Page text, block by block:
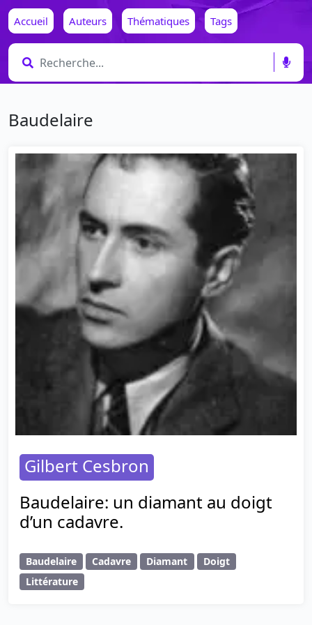
Accueil Auteurs Thématiques Tags
Baudelaire
Gilbert Cesbron
Baudelaire: un diamant au doigt
d’un cadavre.
Baudelaire Cadavre Diamant
Doigt
Littérature